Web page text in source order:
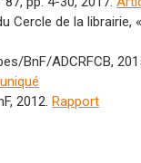
Cercle de la librairie,
BnF/ADCRFCB,
2012.Rapport